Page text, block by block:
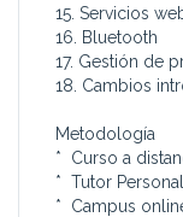
15. Servicios
16. Bluetooth
17. Gestión de
18. Cambios
Metodología
* Curso a
* Tutor
* Campus